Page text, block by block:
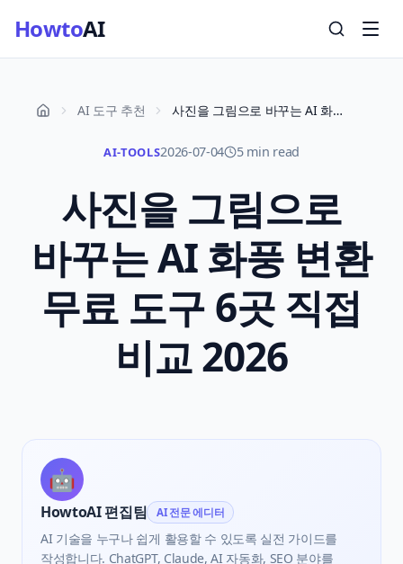
HowtoAI
AI 도구 추천 사진을 그림으로 바꾸는 AI 화풍 변환 무료 도구 6곳 직접 비교 2026
AI-TOOLS2026-07-04 5 min read
사진을 그림으로
바꾸는 AI 화풍 변환
무료 도구 6곳 직접
비교 2026
🤖
HowtoAI 편집팀 AI 전문 에디터
AI 기술을 누구나 쉽게 활용할 수 있도록 실전 가이드를
작성합니다. ChatGPT, Claude, AI 자동화, SEO 분야를